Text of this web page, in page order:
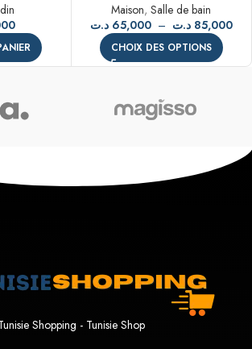
Maison, Salle de bain
65,000 د.ت – 85,000 د.ت
CHOIX DES OPTIONS
Shopping - Tunisie Shop